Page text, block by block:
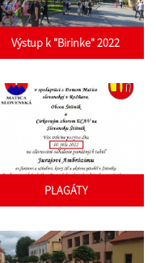
Výstup k "Birinke" 2022
PLAGÁTY